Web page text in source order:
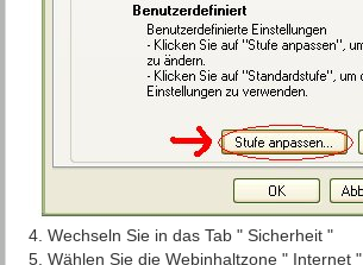
4. Wechseln Sie in das Tab " Sicherheit "
5. Wählen Sie die Webinhaltzone " Internet "